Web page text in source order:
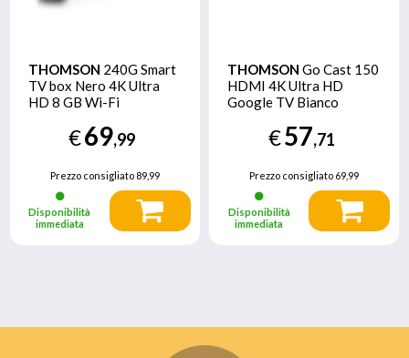
THOMSON 240G Smart
TV box Nero 4K Ultra
HD 8 GB Wi-Fi
€69,99
Prezzo consigliato89,99
Disponibilità
immediata
THOMSON Go Cast 150
HDMI 4K Ultra HD
Google TV Bianco
€57,71
Prezzo consigliato 69,99
Disponibilità
immediata